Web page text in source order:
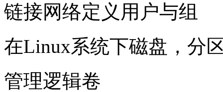
链接网络定义用户与组
在Linux系统下磁盘，分
管理逻辑卷